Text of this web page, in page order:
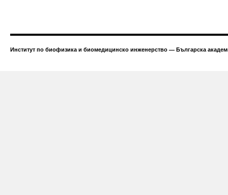
Институт по биофизика и биомедицинско инженерство — Българска